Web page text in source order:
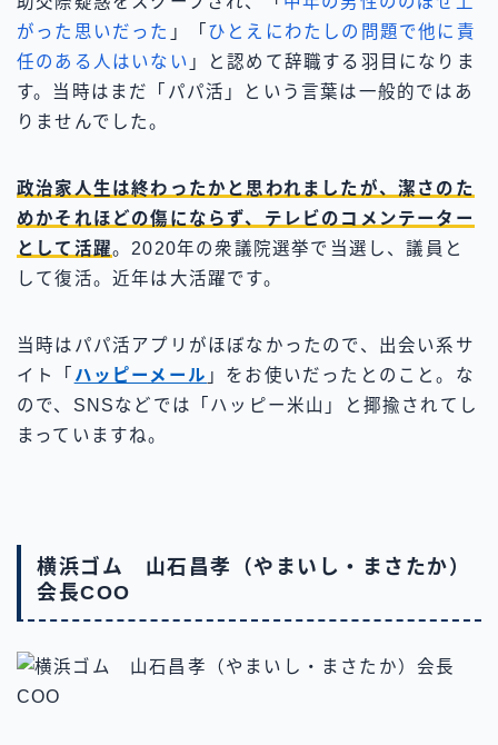
がった思いだった 」「 ひとえにわたしの問題で他に責
任のある人はいない 」と認めて辞職する羽目になりま
す。当時はまだ「パパ活」という言葉は一般的ではあ
りませんでした。
政治家人生は終わったかと思われましたが、潔さのた
めかそれほどの傷にならず、テレビのコメンテーター
として活躍。2020年の衆議院選挙で当選し、議員と
して復活。近年は大活躍です。
当時はパパ活アプリがほぼなかったので、出会い系サ
イト「 ハッピーメール 」をお使いだったとのこと。な
ので、SNSなどでは「ハッピー米山」と揶揄されてし
まっていますね。
横浜ゴム 山石昌孝（やまいし・まさたか）
会長COO